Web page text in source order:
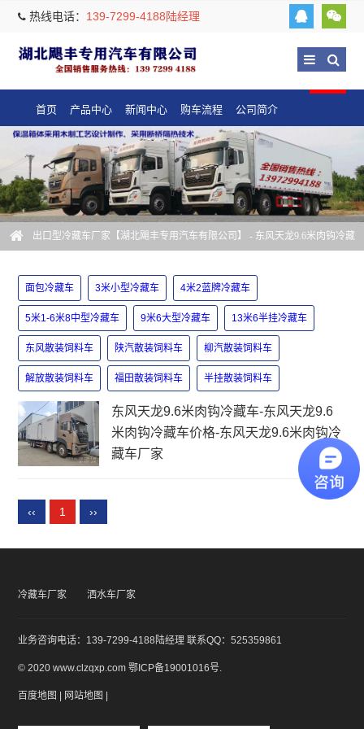
热线电话： 139-7299-4188陆经理
首页 产品中心 新闻中心 购车流程 公司简介
出口型冷藏车厂家【湖北飓丰专用汽车有限公司】 - 东风天龙9.6米肉钩冷藏
面包冷藏车 3米小型冷藏车 4米2蓝牌冷藏车
5米1-6米8中型冷藏车 9米6大型冷藏车 13米6半挂冷藏车
东风散装饲料车 陕汽散装饲料车 柳汽散装饲料车
解放散装饲料车 福田散装饲料车 半挂散装饲料车
东风天龙9.6米肉钩冷藏车-东风天龙9.6
米肉钩冷藏车价格-东风天龙9.6米肉钩冷
藏车厂家
‹‹ 1 ››
冷藏车厂家 洒水车厂家
业务咨询电话：139-7299-4188陆经理 联系QQ：525359861
© 2020 www.clzqxp.com鄂ICP备19001016号.
百度地图 网站地图